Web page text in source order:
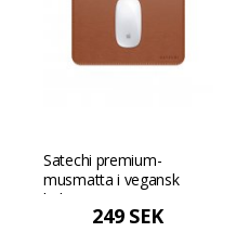
Satechi premium-
musmatta i vegansk
läder - Brun
249 SEK